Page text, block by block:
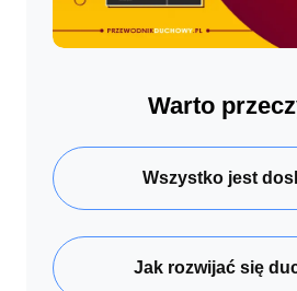
Warto
Wszystko jest
Jak rozwijać się